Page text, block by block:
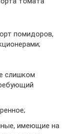
помидоров,
слишком
имеющие на